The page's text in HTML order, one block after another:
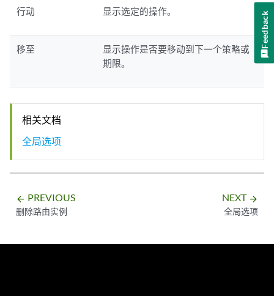
行动 显示选定的操作。
移至
显示操作是否要移动到下一个策略或
期限。
相关文档
全局选项
arrow_backward PREVIOUS
删除路由实例
NEXT arrow_forward
全局选项
Feedback